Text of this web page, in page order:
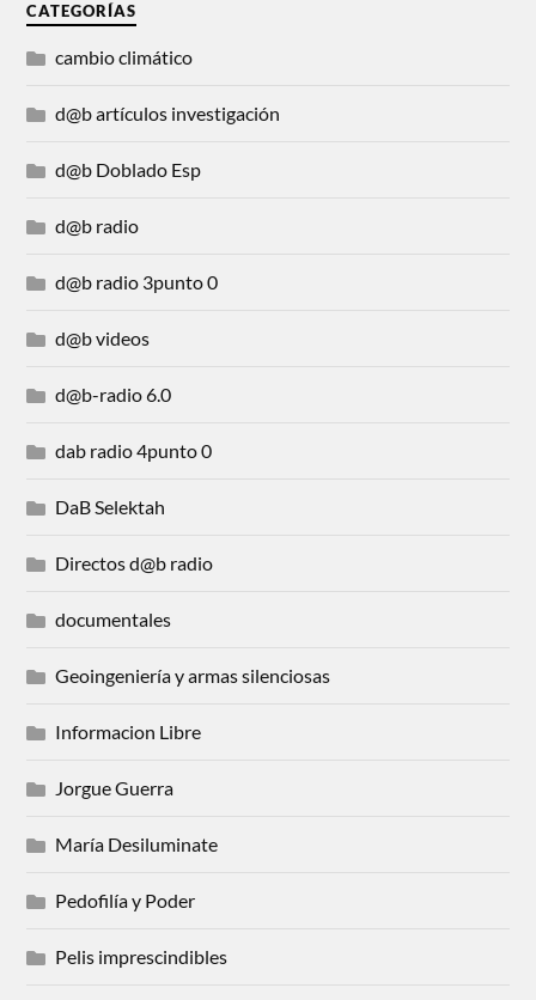
CATEGORÍAS
cambio climático
d@b artículos investigación
d@b Doblado Esp
d@b radio
d@b radio 3punto 0
d@b videos
d@b-radio 6.0
dab radio 4punto 0
DaB Selektah
Directos d@b radio
documentales
Geoingeniería y armas silenciosas
Informacion Libre
Jorgue Guerra
María Desiluminate
Pedofilía y Poder
Pelis imprescindibles